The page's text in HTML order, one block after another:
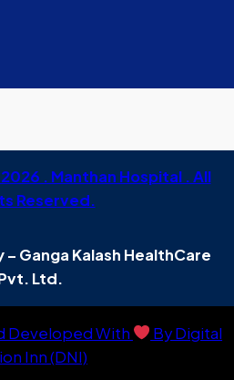
. Manthan Hospital . All
Reserved.
Ganga Kalash HealthCare
Ltd.
Developed With
By Digital
Inn (DNI)